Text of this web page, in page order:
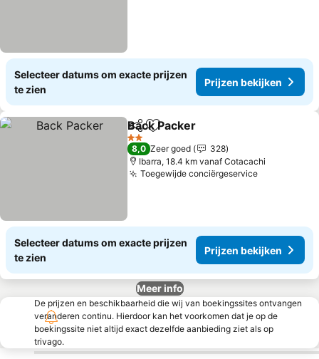
Selecteer datums om exacte prijzen
te zien
Prijzen bekijken
DelenToevoegen aan favorieten
Back Packer
2 Sterren
8,0 Zeer goed
328
Ibarra, 18.4 km vanaf Cotacachi
Toegewijde conciërgeservicePrijzen
Selecteer datums om exacte prijzen
te zien
Prijzen bekijken
Meer info
De prijzen en beschikbaarheid die wij van boekingssites ontvangen
veranderen continu. Hierdoor kan het voorkomen dat je op de
boekingssite niet altijd exact dezelfde aanbieding ziet als op
trivago.